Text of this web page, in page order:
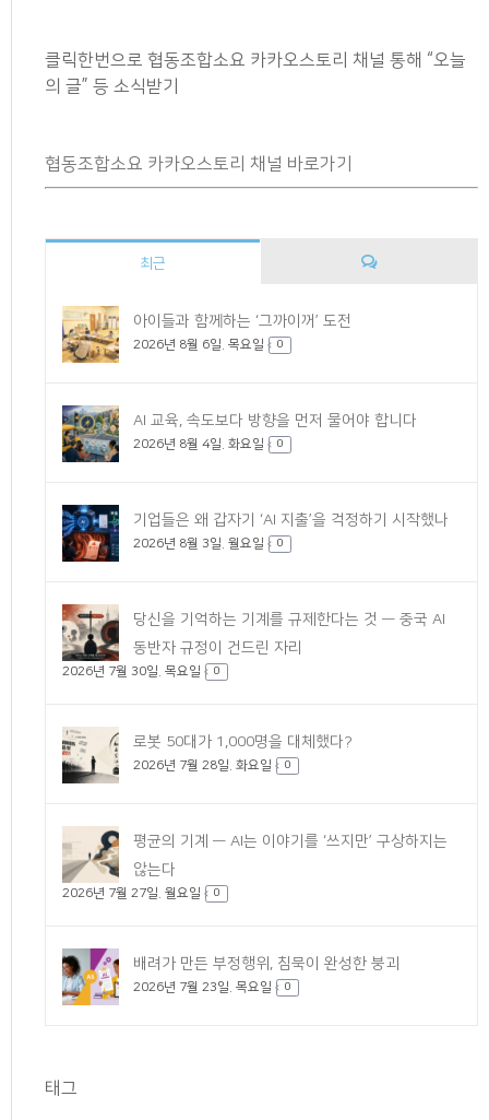
클릭한번으로 협동조합소요 카카오스토리 채널 통해 “오늘
의 글” 등 소식받기
협동조합소요 카카오스토리 채널 바로가기
최근
아이들과 함께하는 ‘그까이꺼’ 도전
2026년 8월 6일. 목요일 0
AI 교육, 속도보다 방향을 먼저 물어야 합니다
2026년 8월 4일. 화요일 0
기업들은 왜 갑자기 ‘AI 지출’을 걱정하기 시작했나
2026년 8월 3일. 월요일 0
당신을 기억하는 기계를 규제한다는 것 — 중국 AI
동반자 규정이 건드린 자리
2026년 7월 30일. 목요일 0
로봇 50대가 1,000명을 대체했다?
2026년 7월 28일. 화요일 0
평균의 기계 — AI는 이야기를 ‘쓰지만’ 구상하지는
않는다
2026년 7월 27일. 월요일 0
배려가 만든 부정행위, 침묵이 완성한 붕괴
2026년 7월 23일. 목요일 0
태그